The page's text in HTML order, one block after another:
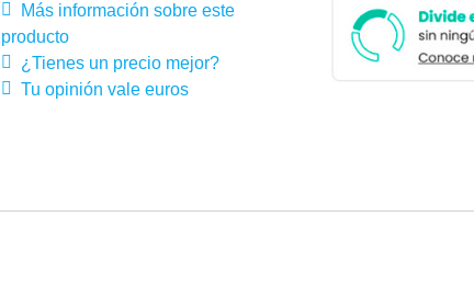
Más información sobre este
producto
¿Tienes un precio mejor?
Tu opinión vale euros